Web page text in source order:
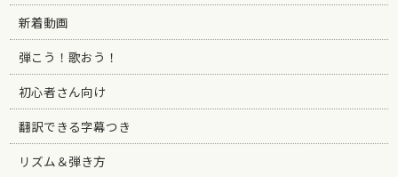
新着動画
弾こう！歌おう！
初心者さん向け
翻訳できる字幕つき
リズム＆弾き方